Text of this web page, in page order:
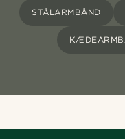
STÅLARMBÅND